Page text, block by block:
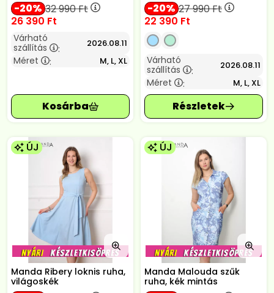
20 32 990Ft
26 390 Ft
Várható
szállítás
: 2026.08.11
Méret : M, L, XL
20 27 990Ft
22 390 Ft
Várható
szállítás
: 2026.08.11
Méret : M, L, XL
ÚJ
Manda Ribery loknis ruha,
világoskék
ÚJ
Manda Malouda szűk
ruha, kék mintás